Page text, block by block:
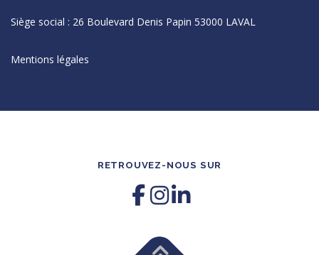
Siège social : 26 Boulevard Denis Papin 53000 LAVAL
Mentions légales
RETROUVEZ-NOUS SUR